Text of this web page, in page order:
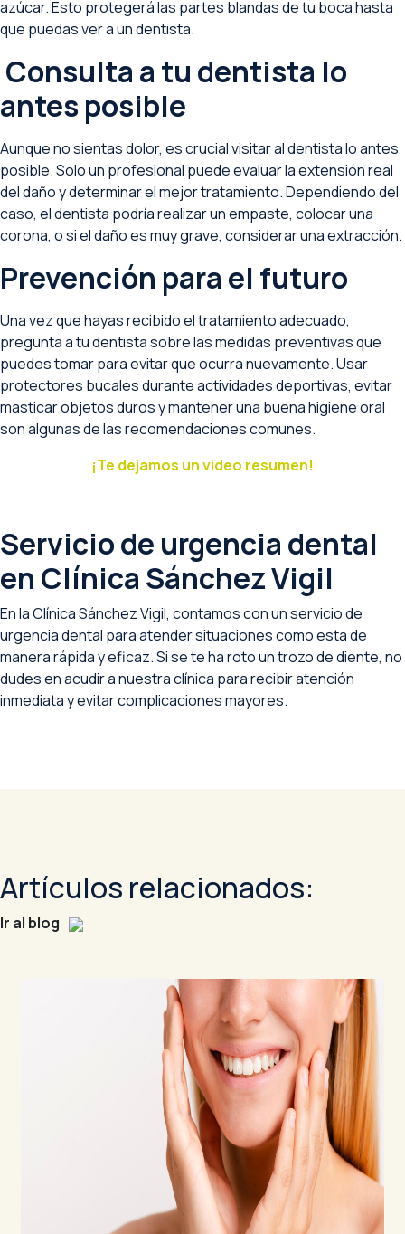
azúcar. Esto protegerá las partes blandas de tu boca hasta
que puedas ver a un dentista.
Consulta a tu dentista lo
antes posible
Aunque no sientas dolor, es crucial visitar al dentista lo antes
posible. Solo un profesional puede evaluar la extensión real
del daño y determinar el mejor tratamiento. Dependiendo del
caso, el dentista podría realizar un empaste, colocar una
corona, o si el daño es muy grave, considerar una extracción.
Prevención para el futuro
Una vez que hayas recibido el tratamiento adecuado,
pregunta a tu dentista sobre las medidas preventivas que
puedes tomar para evitar que ocurra nuevamente. Usar
protectores bucales durante actividades deportivas, evitar
masticar objetos duros y mantener una buena higiene oral
son algunas de las recomendaciones comunes.
¡Te dejamos un video resumen!
Servicio de urgencia dental
en Clínica Sánchez Vigil
En la Clínica Sánchez Vigil, contamos con un servicio de
urgencia dental para atender situaciones como esta de
manera rápida y eficaz. Si se te ha roto un trozo de diente, no
dudes en acudir a nuestra clínica para recibir atención
inmediata y evitar complicaciones mayores.
Artículos relacionados:
Ir al blog